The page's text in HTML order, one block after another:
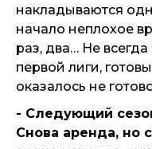
накладываются
начало неплохое
раз, два… Не
первой лиги,
оказалось не
- Следующий
Снова аренда, но